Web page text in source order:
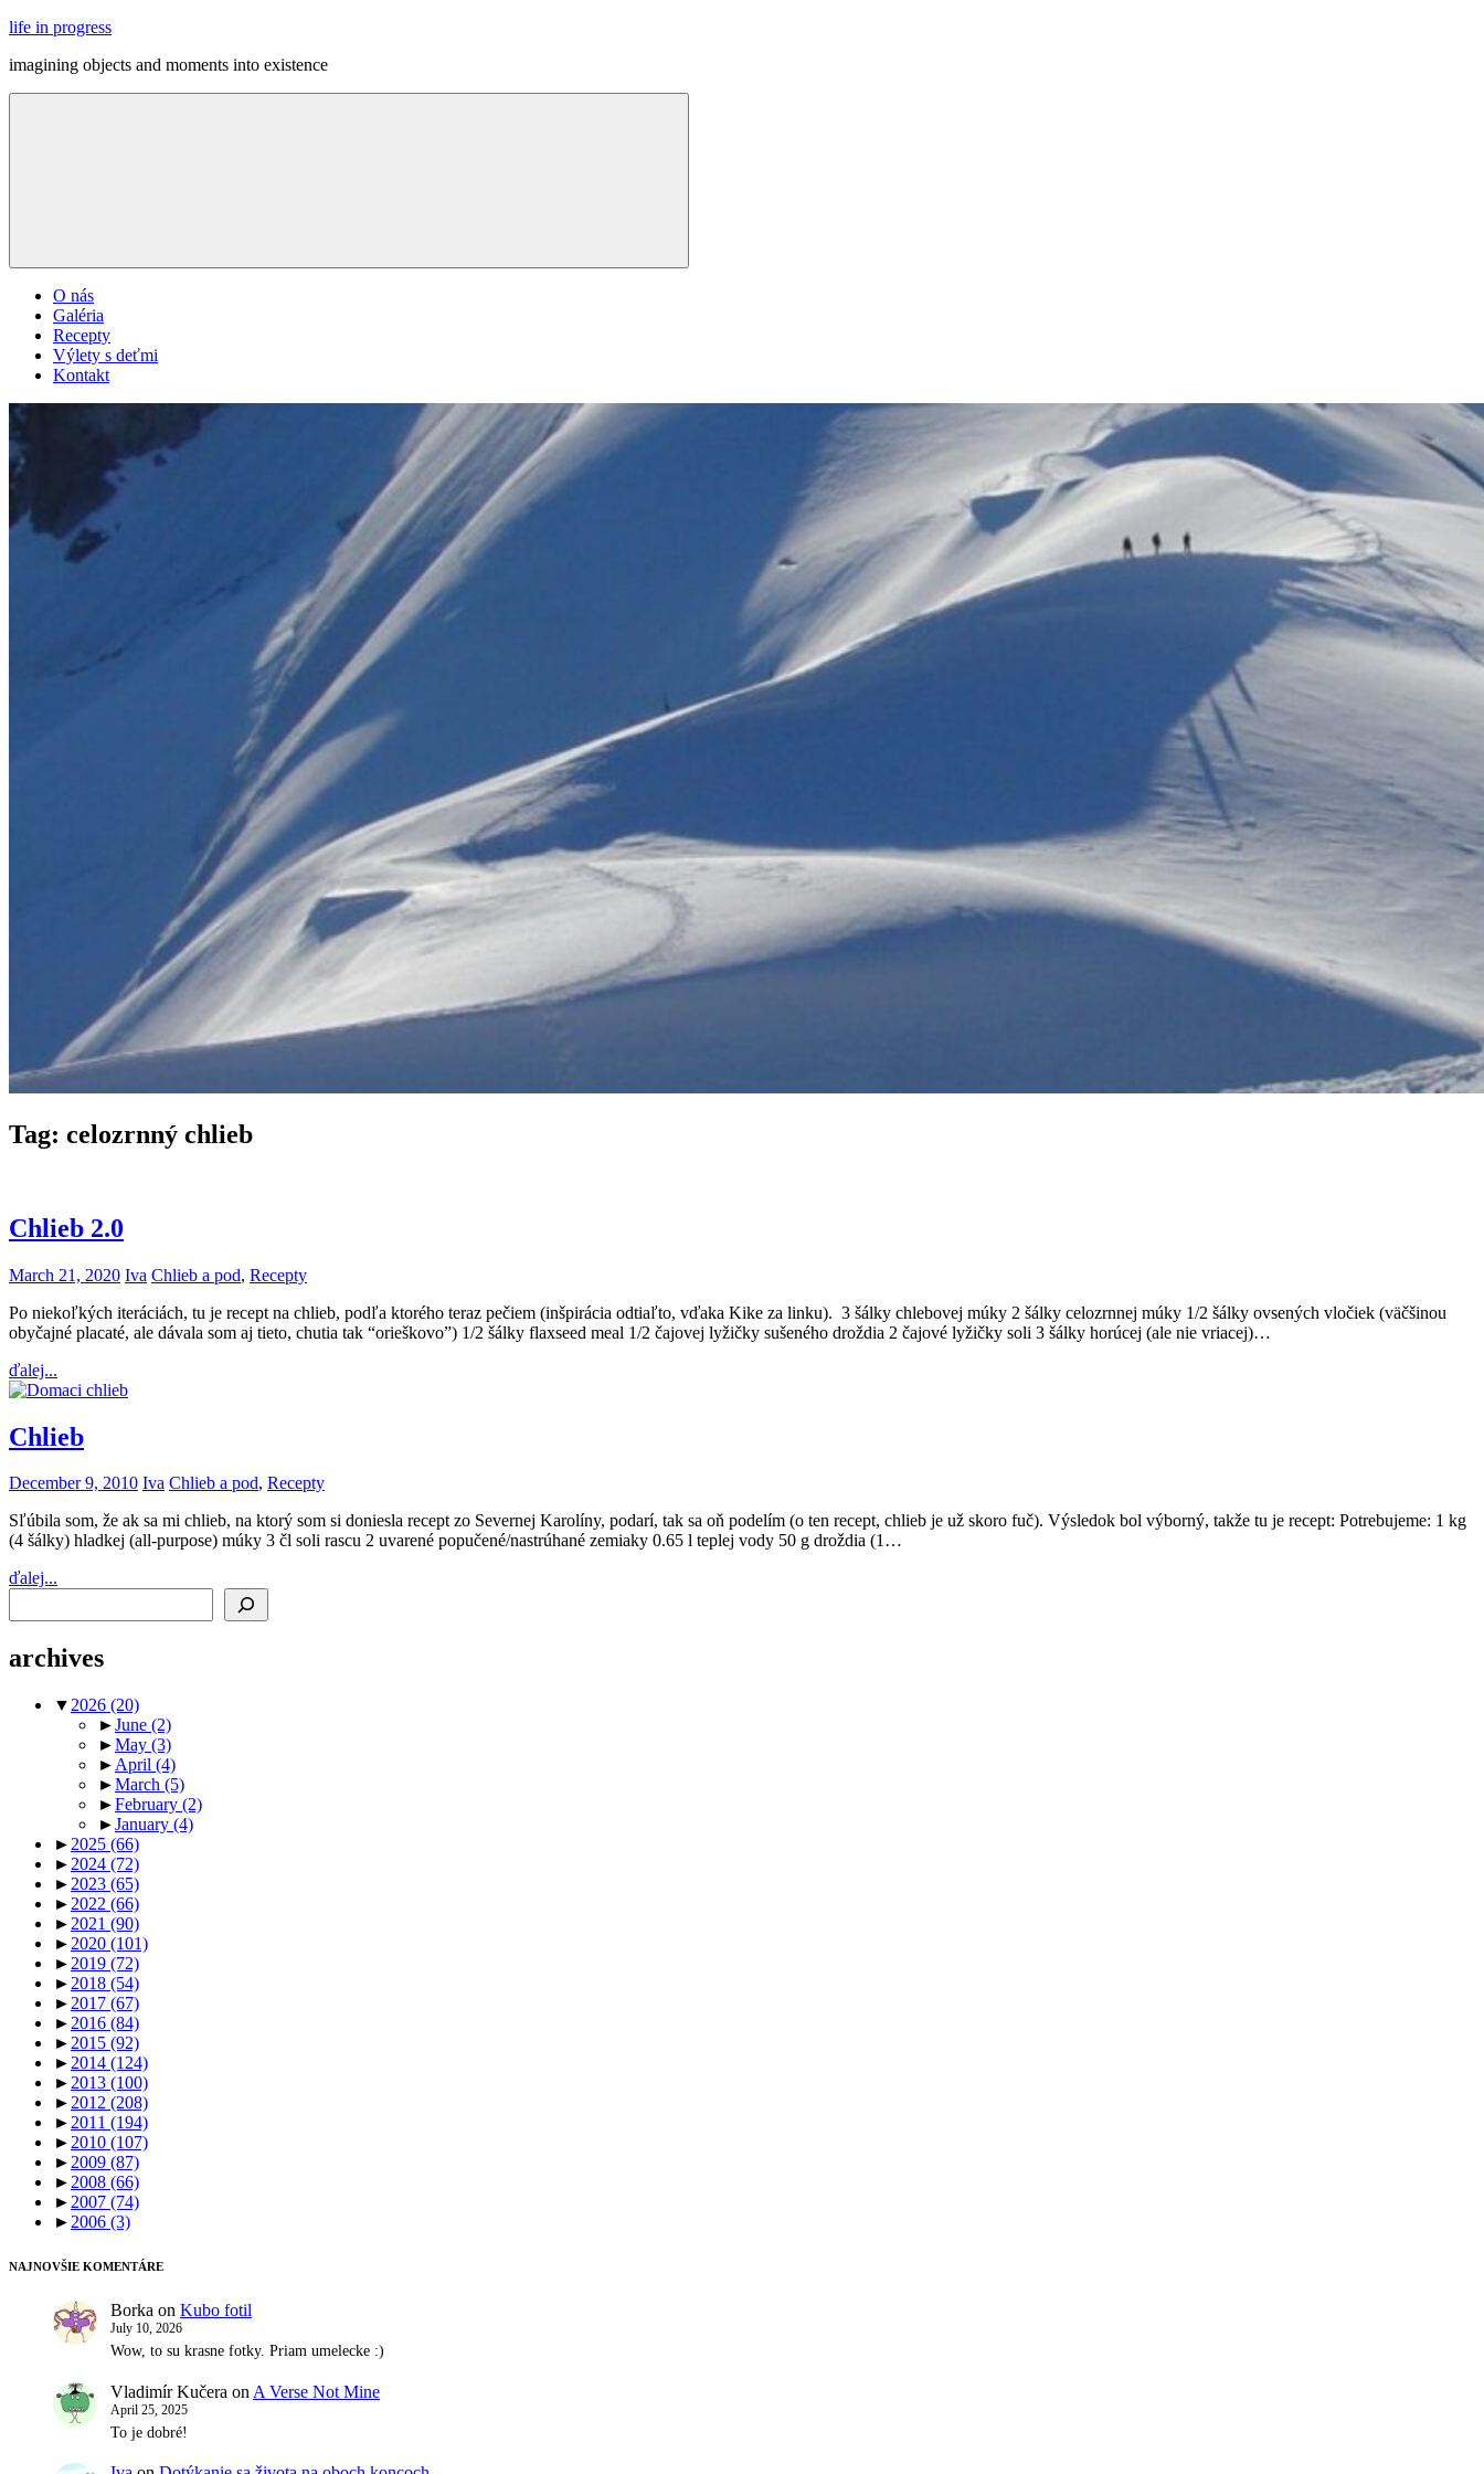
Skip
content
life in progress
imagining objects and moments into existence
Menu
O nás
Galéria
Recepty
Výlety s deťmi
Kontakt
Tag: celozrnný chlieb
Chlieb 2.0
March 21, 2020 Iva Chlieb a pod, Recepty
Po niekoľkých iteráciách, tu je recept na chlieb, podľa ktorého teraz pečiem (inšpirácia odtiaľto, vďaka Kike za linku). 3 šálky chlebovej múky 2 šálky celozrnnej múky 1/2 šálky ovsených vločiek (väčšinou
obyčajné placaté, ale dávala som aj tieto, chutia tak “orieškovo”) 1/2 šálky flaxseed meal 1/2 čajovej lyžičky sušeného droždia 2 čajové lyžičky soli 3 šálky horúcej (ale nie vriacej)…
ďalej...
Chlieb
December 9, 2010 Iva Chlieb a pod, Recepty
Sľúbila som, že ak sa mi chlieb, na ktorý som si doniesla recept zo Severnej Karolíny, podarí, tak sa oň podelím (o ten recept, chlieb je už skoro fuč). Výsledok bol výborný, takže tu je recept: Potrebujeme: 1 kg
(4 šálky) hladkej (all-purpose) múky 3 čl soli rascu 2 uvarené popučené/nastrúhané zemiaky 0.65 l teplej vody 50 g droždia (1…
ďalej...
archives
▼ 2026 (20)
►June (2)
►May (3)
► April (4)
►March (5)
►February (2)
►January (4)
► 2025 (66)
► 2024 (72)
► 2023 (65)
► 2022 (66)
► 2021 (90)
► 2020 (101)
► 2019 (72)
► 2018 (54)
► 2017 (67)
► 2016 (84)
► 2015 (92)
► 2014 (124)
► 2013 (100)
► 2012 (208)
► 2011 (194)
► 2010 (107)
► 2009 (87)
► 2008 (66)
► 2007 (74)
► 2006 (3)
NAJNOVŠIE KOMENTÁRE
Borka on Kubo fotil
July 10, 2026
Wow, to su krasne fotky. Priam umelecke :)
Vladimír Kučera on A Verse Not Mine
April 25, 2025
To je dobré!